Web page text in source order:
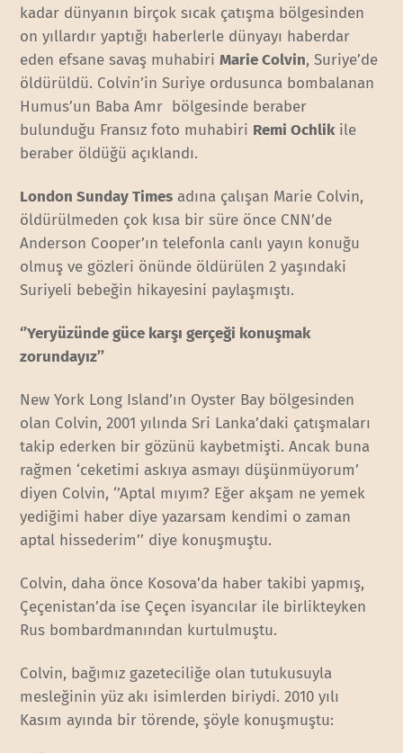
kadar dünyanın birçok sıcak çatışma bölgesinden
on yıllardır yaptığı haberlerle dünyayı haberdar
eden efsane savaş muhabiriMarie Colvin, Suriye’de
öldürüldü. Colvin’in Suriye ordusunca bombalanan
Humus’un Baba Amr bölgesinde beraber
bulunduğu Fransız foto muhabiri Remi Ochlikile
beraber öldüğü açıklandı.
London Sunday Times adına çalışan Marie Colvin,
öldürülmeden çok kısa bir süre önce CNN’de
Anderson Cooper’ın telefonla canlı yayın konuğu
olmuş ve gözleri önünde öldürülen 2 yaşındaki
Suriyeli bebeğin hikayesini paylaşmıştı.
‘’Yeryüzünde güce karşı gerçeği konuşmak
zorundayız’’
New York Long Island’ın Oyster Bay bölgesinden
olan Colvin, 2001 yılında Sri Lanka’daki çatışmaları
takip ederken bir gözünü kaybetmişti. Ancak buna
rağmen ‘ceketimi askıya asmayı düşünmüyorum’
diyen Colvin, ‘’Aptal mıyım? Eğer akşam ne yemek
yediğimi haber diye yazarsam kendimi o zaman
aptal hissederim’’ diye konuşmuştu.
Colvin, daha önce Kosova’da haber takibi yapmış,
Çeçenistan’da ise Çeçen isyancılar ile birlikteyken
Rus bombardmanından kurtulmuştu.
Colvin, bağımız gazeteciliğe olan tutukusuyla
mesleğinin yüz akı isimlerden biriydi. 2010 yılı
Kasım ayında bir törende, şöyle konuşmuştu: